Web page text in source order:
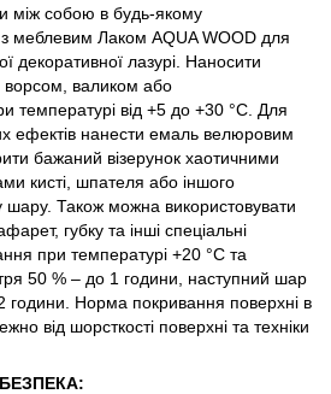
між собою в будь-якому
з меблевим Лаком AQUA WOOD для
декоративної лазурі. Наносити
ворсом, валиком або
від +5 до +30 °C. Для
ефектів нанести емаль велюровим
бажаний візерунок хаотичними
кисті, шпателя або іншого
шару. Також можна використовувати
губку та інші спеціальні
при температурі +20 °C та
50 % – до 1 години, наступний шар
години. Норма покривання поверхні в
від шорсткості поверхні та техніки